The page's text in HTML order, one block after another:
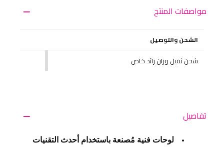
مواصفات المنتج
الشحن والتوصيل
شحن ثقيل وزان زائد خاص
تفاصيل
لوحات فنية مُصنعة باستخدام أحدث التقنيات